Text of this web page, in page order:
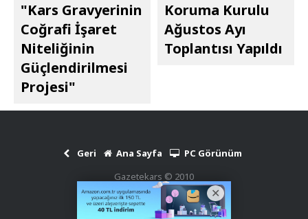
"Kars Gravyerinin
Coğrafi İşaret
Niteliğinin
Güçlendirilmesi
Projesi"
Koruma Kurulu
Ağustos Ayı
Toplantısı Yapıldı
Geri Ana Sayfa
PC Görünüm
Gazetekars © 2010
Haber Scripti